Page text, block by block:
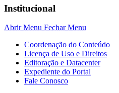
Institucional
Abrir Menu Fechar Menu
Coordenação do Conteúdo
Licença de Uso e Direitos
Editoração e Datacenter
Expediente do Portal
Fale Conosco